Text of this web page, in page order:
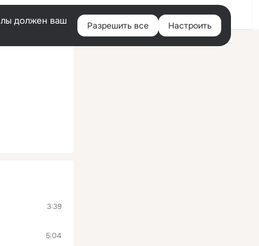
Войти
должен ваш
Разрешить все Настроить
3:39
5:04